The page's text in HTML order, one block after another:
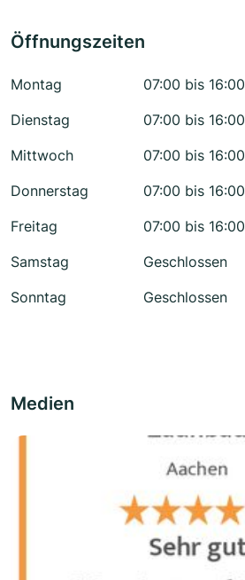
Öffnungszeiten
Montag
07:00 bis 16:00
Dienstag
07:00 bis 16:00
Mittwoch
07:00 bis 16:00
Donnerstag
07:00 bis 16:00
Freitag
07:00 bis 16:00
Samstag
Geschlossen
Sonntag
Geschlossen
Medien